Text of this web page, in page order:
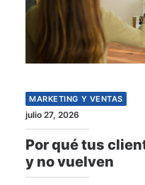
MARKETING Y VENTAS
julio 27, 2026
Por qué tus
y no vuelven